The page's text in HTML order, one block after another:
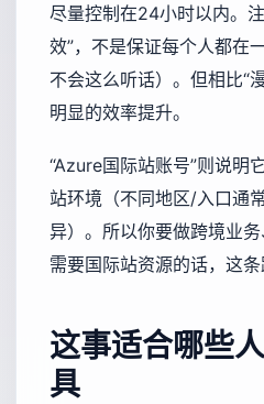
尽量控制在24小时以内。
效”，不是保证每个人都在
不会这么听话）。但相比“
明显的效率提升。
“Azure国际站账号”则说明
站环境（不同地区/入口通
异）。所以你要做跨境业
需要国际站资源的话，这条
这事适合哪些
具